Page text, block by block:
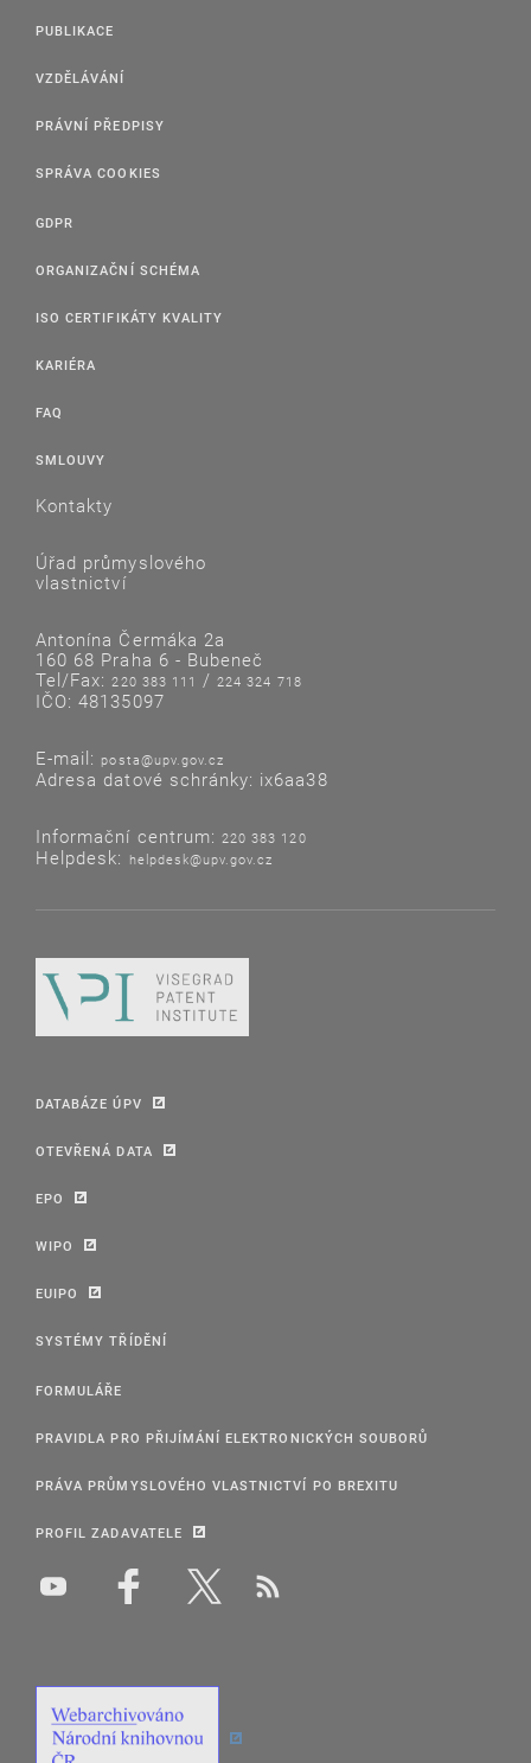
PUBLIKACE
VZDĚLÁVÁNÍ
PRÁVNÍ PŘEDPISY
SPRÁVA COOKIES
GDPR
ORGANIZAČNÍ SCHÉMA
ISO CERTIFIKÁTY KVALITY
KARIÉRA
FAQ
SMLOUVY
Kontakty
Úřad průmyslového
vlastnictví
Antonína Čermáka 2a
160 68 Praha 6 - Bubeneč
Tel/Fax:220 383 111 /224 324 718
IČO: 48135097
E-mail: posta@upv.gov.cz
Adresa datové schránky: ix6aa38
Informační centrum: 220 383 120
Helpdesk: helpdesk@upv.gov.cz
DATABÁZE ÚPV
OTEVŘENÁ DATA
EPO
WIPO
EUIPO
SYSTÉMY TŘÍDĚNÍ
FORMULÁŘE
PRAVIDLA PRO PŘIJÍMÁNÍ ELEKTRONICKÝCH SOUBORŮ
PRÁVA PRŮMYSLOVÉHO VLASTNICTVÍ PO BREXITU
PROFIL ZADAVATELE